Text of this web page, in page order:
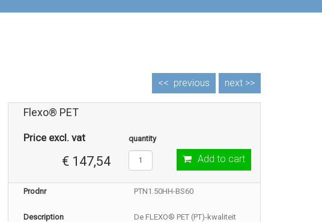
next >>
<< previous
Flexo® PET
Price excl. vat
€ 147,54
quantity
Add to cart
Prodnr PTN1.50HH-BS60
Description
De FLEXO® PET (PT)-kwaliteit